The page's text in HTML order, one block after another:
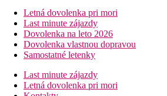
minichladnička
set na prípravu kávy a čaju (na
trezor
žehlička, žehliaca doska
balkón alebo terasa s posedením
Ostatné typy izieb(pokiaľ nie je
Letná dovolenka pri mori
Last minute zájazdy
Dovolenka na leto 2026
Dovolenka vlastnou dopravou
Samostatné letenky
Last minute zájazdy
Letná dovolenka pri mori